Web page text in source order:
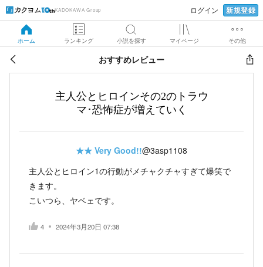
KADOKAWA Group ログイン 新規登録
ホーム ランキング 小説を探す マイページ その他
おすすめレビュー
主人公とヒロインその2のトラウ
マ･恐怖症が増えていく
★★ Very Good!!@3asp1108
主人公とヒロイン1の行動がメチャクチャすぎて爆笑で
きます。
こいつら、ヤベェです。
4 2024年3月20日 07:38